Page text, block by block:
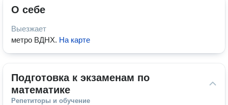
О себе
Выезжает
метро ВДНХ. На карте
Подготовка к экзаменам по
математике
Репетиторы и обучение